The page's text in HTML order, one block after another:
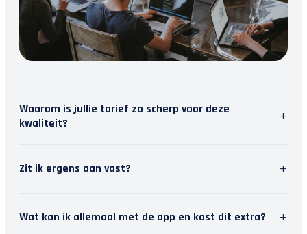
Waarom is jullie tarief zo scherp voor deze
kwaliteit?
+
werk te automatiseren, besparen we tijd. Die tijd
Zit ik ergens aan vast? +
abonnement maandelijks opzeggen. Het stopt dan
Wat kan ik allemaal met de app en kost dit extra? +